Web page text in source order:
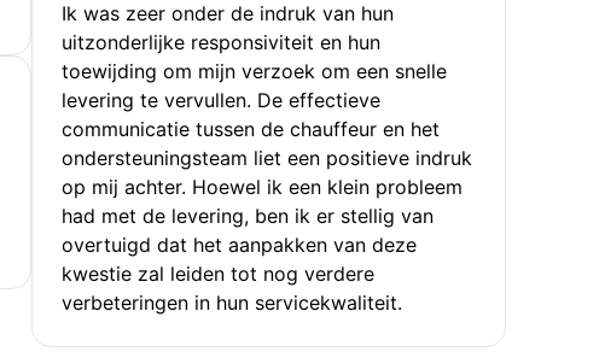
Ik was zeer onder de indruk van hun
uitzonderlijke responsiviteit en hun
toewijding om mijn verzoek om een snelle
levering te vervullen. De effectieve
communicatie tussen de chauffeur en het
ondersteuningsteam liet een positieve indruk
op mij achter. Hoewel ik een klein probleem
had met de levering, ben ik er stellig van
overtuigd dat het aanpakken van deze
kwestie zal leiden tot nog verdere
verbeteringen in hun servicekwaliteit.